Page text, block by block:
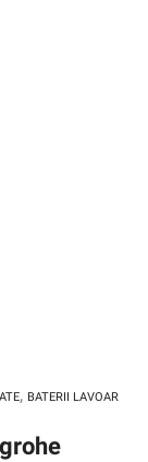
, BATERII LAVOAR